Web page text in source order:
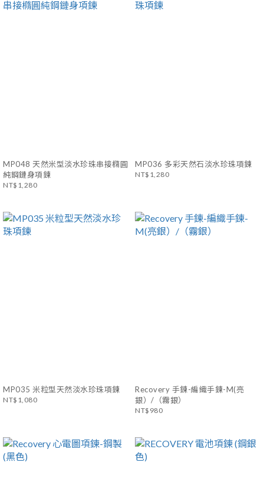
MP048 天然米型淡水珍珠串接橢圓
純鋼鏈身項鍊
NT$1,280
MP036 多彩天然石淡水珍珠項鍊
NT$1,280
MP035 米粒型天然淡水珍珠項鍊
NT$1,080
Recovery 手鍊-編織手鍊-M(亮
銀）/（霧銀）
NT$980